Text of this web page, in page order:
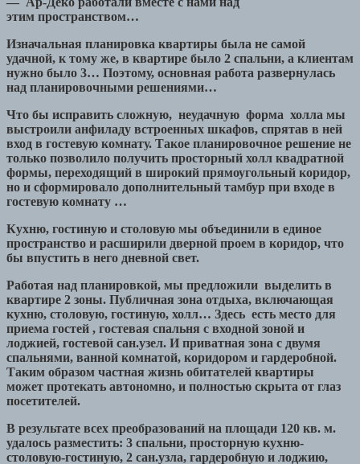
этим пространством…
Изначальная планировка квартиры была не самой
удачной, к тому же, в квартире было 2 спальни, а клиентам
нужно было 3… Поэтому, основная работа развернулась
над планировочными решениями…
Что бы исправить сложную, неудачную форма холла мы
выстроили анфиладу встроенных шкафов, спрятав в ней
вход в гостевую комнату. Такое планировочное решение не
только позволило получить просторный холл квадратной
формы, переходящий в широкий прямоугольный коридор,
но и сформировало дополнительный тамбур при входе в
гостевую комнату …
Кухню, гостиную и столовую мы объединили в единое
пространство и расширили дверной проем в коридор, что
бы впустить в него дневной свет.
Работая над планировкой, мы предложили выделить в
квартире 2 зоны. Публичная зона отдыха, включающая
кухню, столовую, гостиную, холл… Здесь есть место для
приема гостей , гостевая спальня с входной зоной и
лоджией, гостевой сан.узел. И приватная зона с двумя
спальнями, ванной комнатой, коридором и гардеробной.
Таким образом частная жизнь обитателей квартиры
может протекать автономно, и полностью скрыта от глаз
посетителей.
В результате всех преобразований на площади 120 кв. м.
удалось разместить: 3 спальни, просторную кухню-
столовую-гостиную, 2 сан.узла, гардеробную и лоджию,